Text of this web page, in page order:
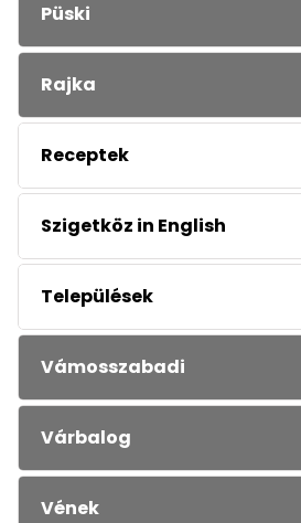
Püski
Rajka
Receptek
Szigetköz in English
Települések
Vámosszabadi
Várbalog
Vének